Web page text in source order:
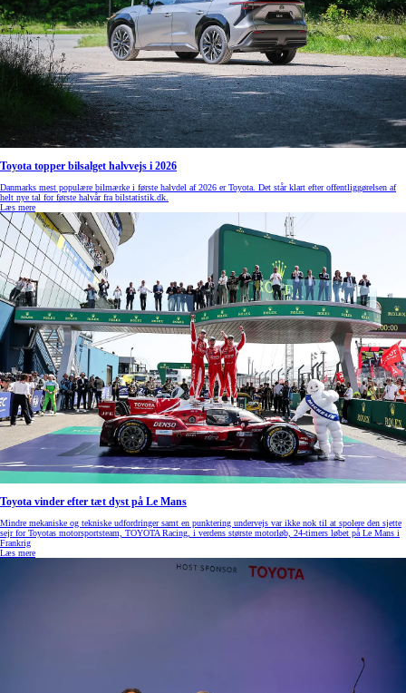
Toyota topper bilsalget halvvejs i 2026
Danmarks mest populære bilmærke i første halvdel af 2026 er Toyota. Det står klart efter offentliggørelsen af
helt nye tal for første halvår fra bilstatistik.dk.
Læs mere
Toyota vinder efter tæt dyst på Le Mans
Mindre mekaniske og tekniske udfordringer samt en punktering undervejs var ikke nok til at spolere den sjette
sejr for Toyotas motorsportsteam, TOYOTA Racing, i verdens største motorløb, 24-timers løbet på Le Mans i
Frankrig
Læs mere